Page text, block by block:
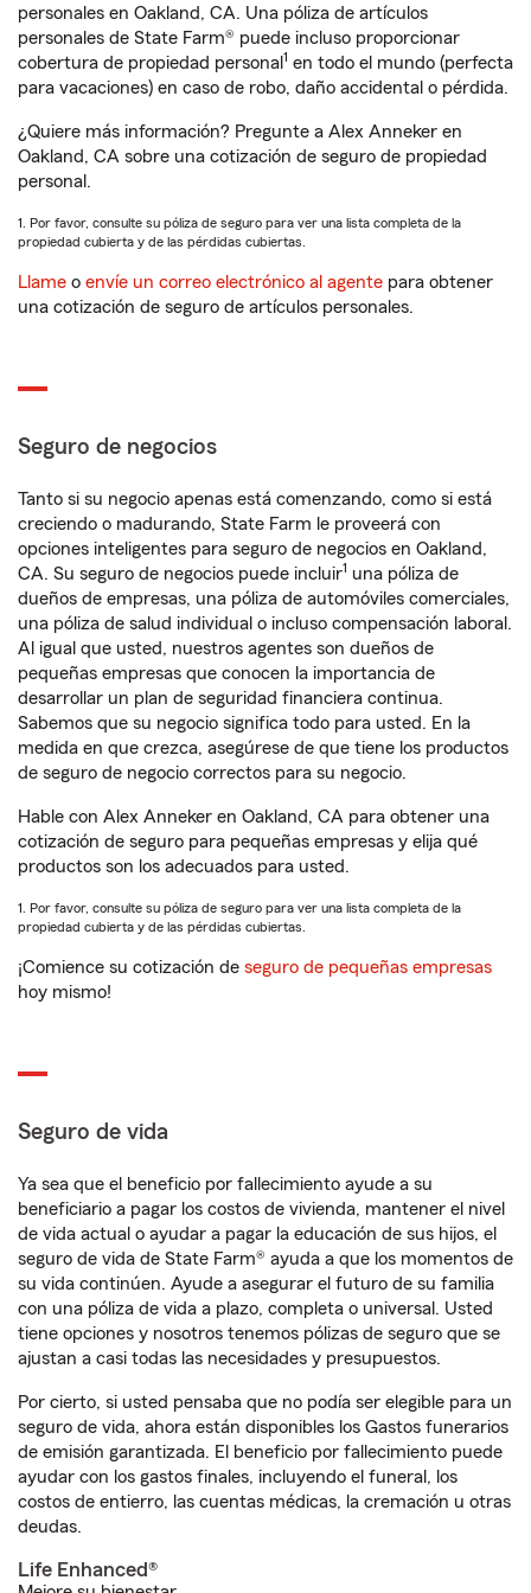
personales en Oakland, CA. Una póliza de artículos
personales de State Farm® puede incluso proporcionar
cobertura de propiedad personal 1 en todo el mundo (perfecta
para vacaciones) en caso de robo, daño accidental o pérdida.
¿Quiere más información? Pregunte a Alex Anneker en
Oakland, CA sobre una cotización de seguro de propiedad
personal.
1. Por favor, consulte su póliza de seguro para ver una lista completa de la
propiedad cubierta y de las pérdidas cubiertas.
Llame o envíe un correo electrónico al agente para obtener
una cotización de seguro de artículos personales.
Seguro de negocios
Tanto si su negocio apenas está comenzando, como si está
creciendo o madurando, State Farm le proveerá con
opciones inteligentes para seguro de negocios en Oakland,
CA. Su seguro de negocios puede incluir1 una póliza de
dueños de empresas, una póliza de automóviles comerciales,
una póliza de salud individual o incluso compensación laboral.
Al igual que usted, nuestros agentes son dueños de
pequeñas empresas que conocen la importancia de
desarrollar un plan de seguridad financiera continua.
Sabemos que su negocio significa todo para usted. En la
medida en que crezca, asegúrese de que tiene los productos
de seguro de negocio correctos para su negocio.
Hable con Alex Anneker en Oakland, CA para obtener una
cotización de seguro para pequeñas empresas y elija qué
productos son los adecuados para usted.
1. Por favor, consulte su póliza de seguro para ver una lista completa de la
propiedad cubierta y de las pérdidas cubiertas.
¡Comience su cotización de seguro de pequeñas empresas
hoy mismo!
Seguro de vida
Ya sea que el beneficio por fallecimiento ayude a su
beneficiario a pagar los costos de vivienda, mantener el nivel
de vida actual o ayudar a pagar la educación de sus hijos, el
seguro de vida de State Farm® ayuda a que los momentos de
su vida continúen. Ayude a asegurar el futuro de su familia
con una póliza de vida a plazo, completa o universal. Usted
tiene opciones y nosotros tenemos pólizas de seguro que se
ajustan a casi todas las necesidades y presupuestos.
Por cierto, si usted pensaba que no podía ser elegible para un
seguro de vida, ahora están disponibles los Gastos funerarios
de emisión garantizada. El beneficio por fallecimiento puede
ayudar con los gastos finales, incluyendo el funeral, los
costos de entierro, las cuentas médicas, la cremación u otras
deudas.
Life Enhanced®